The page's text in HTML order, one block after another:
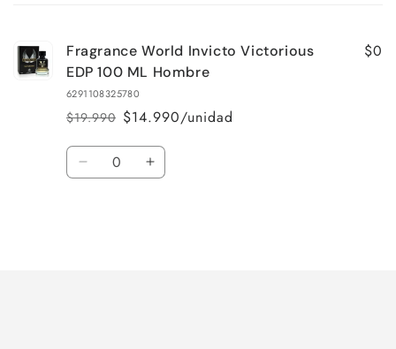
Fragrance World Invicto Victorious
EDP 100 ML Hombre
6291108325780
Precio
habitual
$19.990
Precio
de
oferta
$14.990/unidad
$0
Cantidad
Reducir
Aumentar